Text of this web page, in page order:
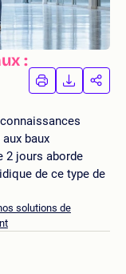
:
IMPRIMER
LA
LA
baux
2 jours aborde
de ce type de
solutions de